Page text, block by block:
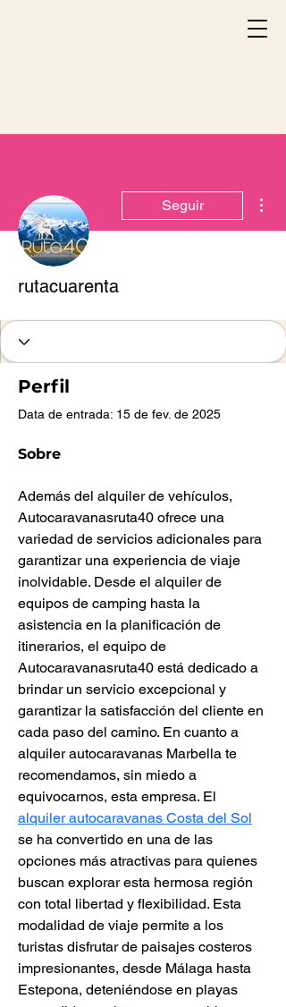
Seguir
rutacuarenta
Perfil
Data de entrada: 15 de fev. de 2025
Sobre
Además del alquiler de vehículos,
Autocaravanasruta40 ofrece una
variedad de servicios adicionales para
garantizar una experiencia de viaje
inolvidable. Desde el alquiler de
equipos de camping hasta la
asistencia en la planificación de
itinerarios, el equipo de
Autocaravanasruta40 está dedicado a
brindar un servicio excepcional y
garantizar la satisfacción del cliente en
cada paso del camino. En cuanto a
alquiler autocaravanas Marbella te
recomendamos, sin miedo a
equivocarnos, esta empresa. El
alquiler autocaravanas Costa del Sol
se ha convertido en una de las
opciones más atractivas para quienes
buscan explorar esta hermosa región
con total libertad y flexibilidad. Esta
modalidad de viaje permite a los
turistas disfrutar de paisajes costeros
impresionantes, desde Málaga hasta
Estepona, deteniéndose en playas